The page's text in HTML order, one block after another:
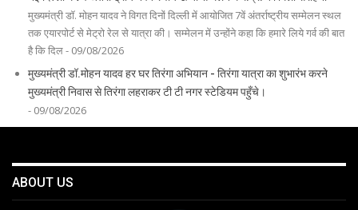
मुख्यमंत्री डॉ. मोहन यादव ने विगत दिनों दिल्ली में आयोजित 7वें अंतर्राष्ट्रीय सम्मेलन स्थल
तक एयारपोर्ट से मेट्रो रेल से यात्रा की। सम्मेलन में उन्होंने कहा कि हमारे लिये गर्व की बात
है कि दिल - 09/08/2026
मुख्यमंत्री डॉ.मोहन यादव हर घर तिरंगा अभियान - तिरंगा यात्रा का शुभारंभ करने
मुख्यमंत्री निवास से तिरंगा लहराकर टी टी नगर स्टेडियम पहुँचे।
- 09/08/2026
ABOUT US